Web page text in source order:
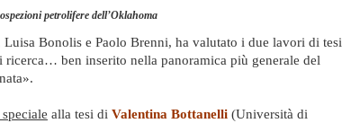
petrolifere dell’Oklahoma
Bonolis e Paolo Brenni, ha valutato i due lavori di tesi
ben inserito nella panoramica più generale del
alla tesi di Valentina Bottanelli (Università di